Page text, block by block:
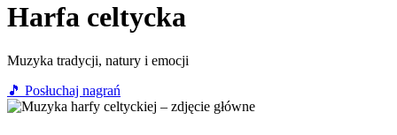
Harfa celtycka
Muzyka tradycji, natury i emocji
🎵 Posłuchaj nagrań